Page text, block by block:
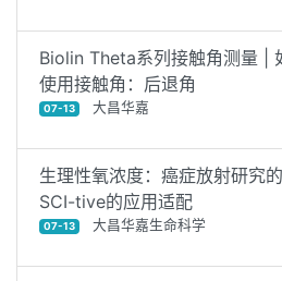
Biolin Theta系列接触角测量 |
使用接触角：后退角
07-13 大昌华嘉
生理性氧浓度：癌症放射研究
SCI-tive的应用适配
07-13 大昌华嘉生命科学